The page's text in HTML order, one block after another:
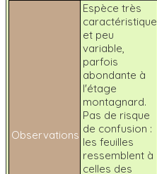
Observations
Espèce très
caractéristique
et peu
variable,
parfois
abondante à
l'étage
montagnard.
Pas de risque
de confusion :
les feuilles
ressemblent à
celles des